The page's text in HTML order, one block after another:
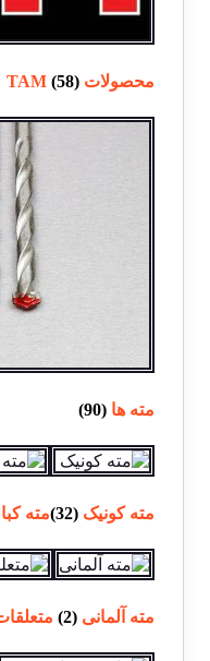
محصولات TAM(58)
مته ها(90)
مته کونیک(32) مته
مته آلمانی(2)